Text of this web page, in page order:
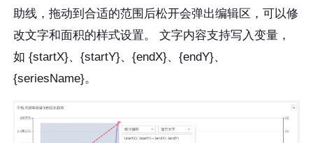
助线，拖动到合适的范围后松开会弹出编辑区，可以修
改文字和面积的样式设置。 文字内容支持写入变量，
如 {startX}、{startY}、{endX}、{endY}、
{seriesName}。